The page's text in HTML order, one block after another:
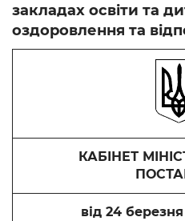
закладах освіти та
оздоровлення та
КАБІНЕТ
від 24